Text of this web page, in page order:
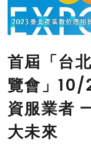
首屆「台
覽會」10/
資服業者
大未來